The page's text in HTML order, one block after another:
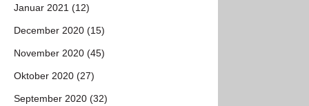
Januar 2021 (12)
December 2020 (15)
November 2020 (45)
Oktober 2020 (27)
September 2020 (32)